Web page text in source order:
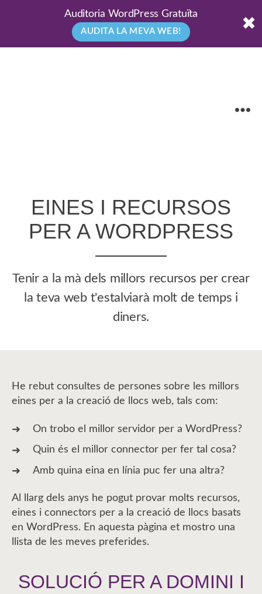
Auditoria WordPress Gratuïta
AUDITA LA MEVA WEB! ✖
EINES I RECURSOS
PER A WORDPRESS
Tenir a la mà dels millors recursos per crear
la teva web t'estalviarà molt de temps i
diners.
He rebut consultes de persones sobre les millors
eines per a la creació de llocs web, tals com:
On trobo el millor servidor per a WordPress?
Quin és el millor connector per fer tal cosa?
Amb quina eina en línia puc fer una altra?
Al llarg dels anys he pogut provar molts recursos,
eines i connectors per a la creació de llocs basats
en WordPress. En aquesta pàgina et mostro una
llista de les meves preferides.
SOLUCIÓ PER A DOMINI I